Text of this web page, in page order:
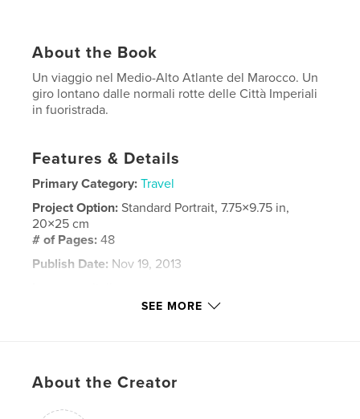
About the Book
Un viaggio nel Medio-Alto Atlante del Marocco. Un
giro lontano dalle normali rotte delle Città Imperiali
in fuoristrada.
Features & Details
Primary Category: Travel
Project Option:Standard Portrait, 7.75×9.75 in,
20×25 cm
# of Pages:48
Publish Date: Nov 19, 2013
SEE MORE
About the Creator